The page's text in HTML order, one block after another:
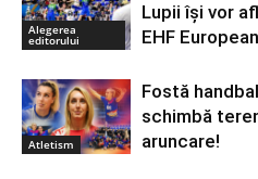
Alegerea
editorului
Lupii își vor
EHF
Atletism
Fostă
schimbă
aruncare!